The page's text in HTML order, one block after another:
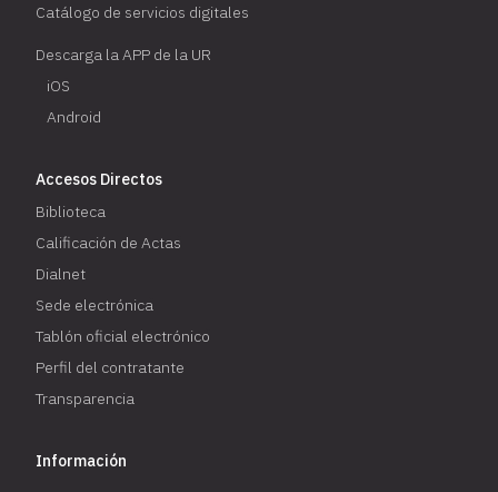
Catálogo de servicios digitales
Descarga la APP de la UR
iOS
Android
Accesos Directos
Biblioteca
Calificación de Actas
Dialnet
Sede electrónica
Tablón oficial electrónico
Perfil del contratante
Transparencia
Información